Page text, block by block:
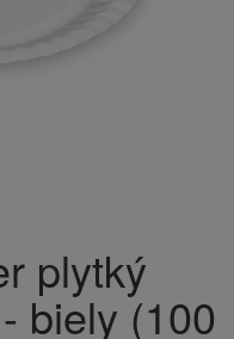
plytký
biely (100